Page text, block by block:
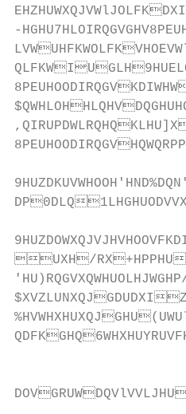
-
9HUZDKUVWHOOH
UXH/